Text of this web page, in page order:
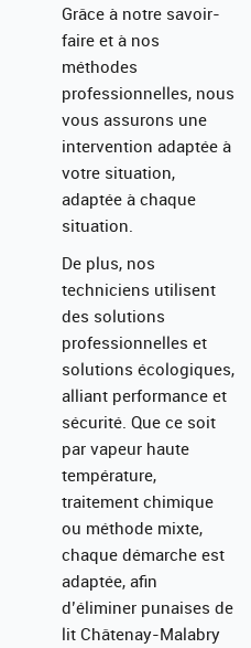
Grâce à notre savoir-
faire et à nos
méthodes
professionnelles, nous
vous assurons une
intervention adaptée à
votre situation,
adaptée à chaque
situation.
De plus, nos
techniciens utilisent
des solutions
professionnelles et
solutions écologiques,
alliant performance et
sécurité. Que ce soit
par vapeur haute
température,
traitement chimique
ou méthode mixte,
chaque démarche est
adaptée, afin
d’éliminer punaises de
lit Châtenay-Malabry